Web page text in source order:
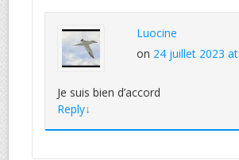
Luocine
on 24 juillet 2023
Je suis bien d’accord
Reply↓